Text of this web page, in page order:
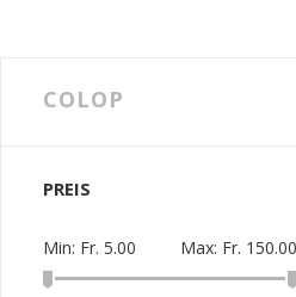
COLOP
PREIS
Min: Fr. 5.00 Max: Fr. 150.00